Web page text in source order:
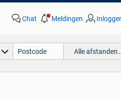
Chat Meldingen
Alle afstanden…